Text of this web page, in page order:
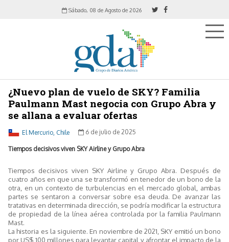
Sábado, 08 de Agosto de 2026
¿Nuevo plan de vuelo de SKY? Familia
Paulmann Mast negocia con Grupo Abra y
se allana a evaluar ofertas
El Mercurio, Chile 6 de julio de 2025
Tiempos decisivos viven SKY Airline y Grupo Abra
Tiempos decisivos viven SKY Airline y Grupo Abra. Después de
cuatro años en que una se transformó en tenedor de un bono de la
otra, en un contexto de turbulencias en el mercado global, ambas
partes se sentaron a conversar sobre esa deuda. De avanzar las
tratativas en determinada dirección, se podría modificar la estructura
de propiedad de la línea aérea controlada por la familia Paulmann
Mast.
La historia es la siguiente. En noviembre de 2021, SKY emitió un bono
por US$ 100 millones para levantar capital y afrontar el impacto de la